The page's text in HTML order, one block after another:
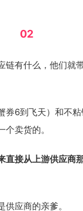
02
有什么，他们就
6到飞天）和不
卖货的。
接从上游供应商
应商的亲爹。